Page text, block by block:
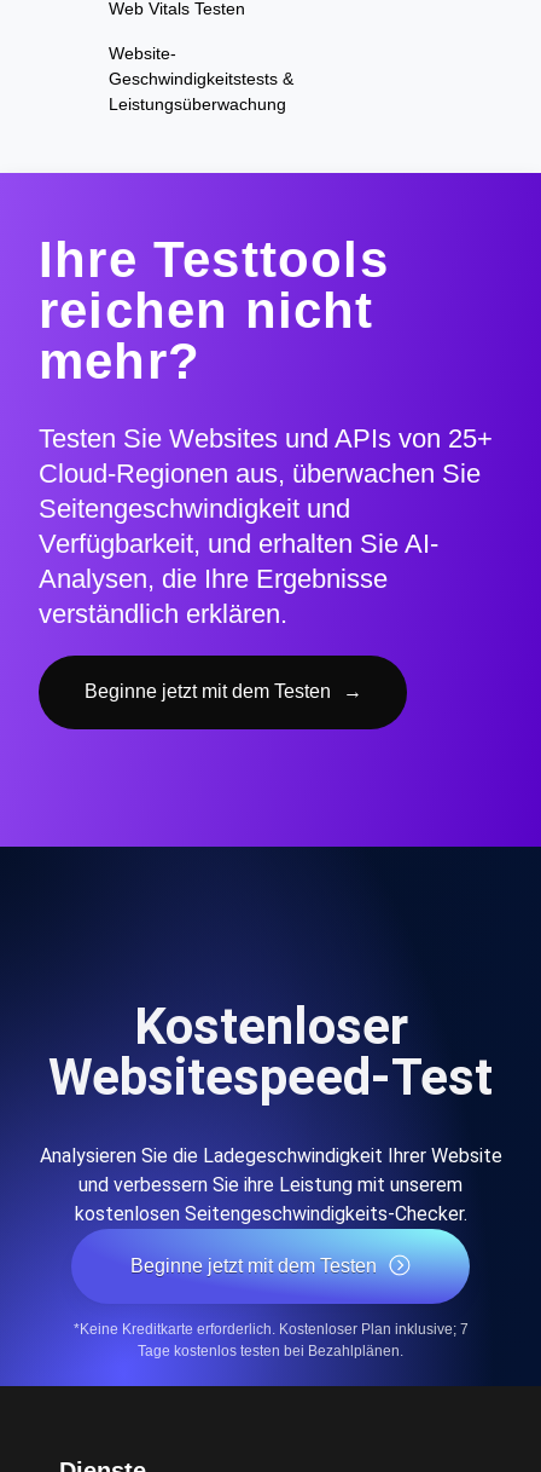
Web Vitals Testen
Website-
Geschwindigkeitstests &
Leistungsüberwachung
Ihre Testtools
reichen nicht
mehr?
Testen Sie Websites und APIs von 25+
Cloud-Regionen aus, überwachen Sie
Seitengeschwindigkeit und
Verfügbarkeit, und erhalten Sie AI-
Analysen, die Ihre Ergebnisse
verständlich erklären.
Beginne jetzt mit dem Testen →
Kostenloser
Websitespeed-Test
Analysieren Sie die Ladegeschwindigkeit Ihrer Website
und verbessern Sie ihre Leistung mit unserem
kostenlosen Seitengeschwindigkeits-Checker.
Beginne jetzt mit dem Testen
*Keine Kreditkarte erforderlich. Kostenloser Plan inklusive; 7
Tage kostenlos testen bei Bezahlplänen.